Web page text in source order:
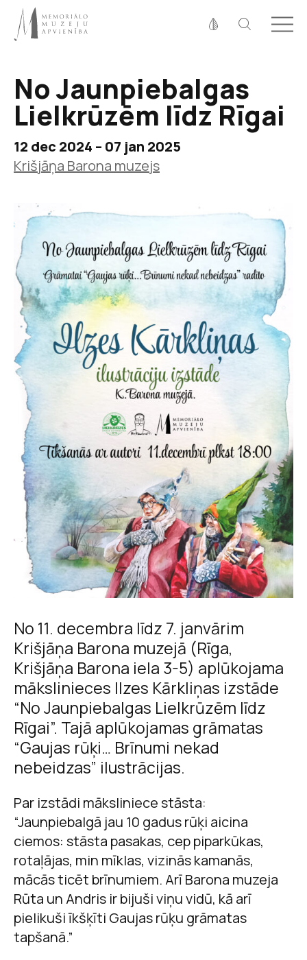
125%
150%
Kontrasts
No Jaunpiebalgas
Lielkrūzēm līdz Rīgai
12 dec 2024 – 07 jan 2025
Krišjāņa Barona muzejs
No 11. decembra līdz 7. janvārim
Krišjāņa Barona muzejā (Rīga,
Krišjāņa Barona iela 3-5) aplūkojama
mākslinieces Ilzes Kārkliņas izstāde
“No Jaunpiebalgas Lielkrūzēm līdz
Rīgai”. Tajā aplūkojamas grāmatas
“Gaujas rūķi… Brīnumi nekad
nebeidzas” ilustrācijas.
Par izstādi māksliniece stāsta:
“Jaunpiebalgā jau 10 gadus rūķi aicina
ciemos: stāsta pasakas, cep piparkūkas,
rotaļājas, min mīklas, vizinās kamanās,
mācās ticēt brīnumiem. Arī Barona muzeja
Rūta un Andris ir bijuši viņu vidū, kā arī
pielikuši īkšķīti Gaujas rūķu grāmatas
tapšanā.”